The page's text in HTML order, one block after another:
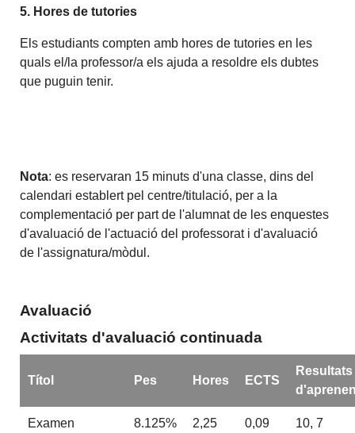
5. Hores de tutories
Els estudiants compten amb hores de tutories en les
quals el/la professor/a els ajuda a resoldre els dubtes
que puguin tenir.
Nota: es reservaran 15 minuts d'una classe, dins del
calendari establert pel centre/titulació, per a la
complementació per part de l'alumnat de les enquestes
d'avaluació de l'actuació del professorat i d'avaluació
de l'assignatura/mòdul.
Avaluació
Activitats d'avaluació continuada
Títol Pes Hores ECTS
Resultats
Examen
8.125% 2,25 0,09 10, 7